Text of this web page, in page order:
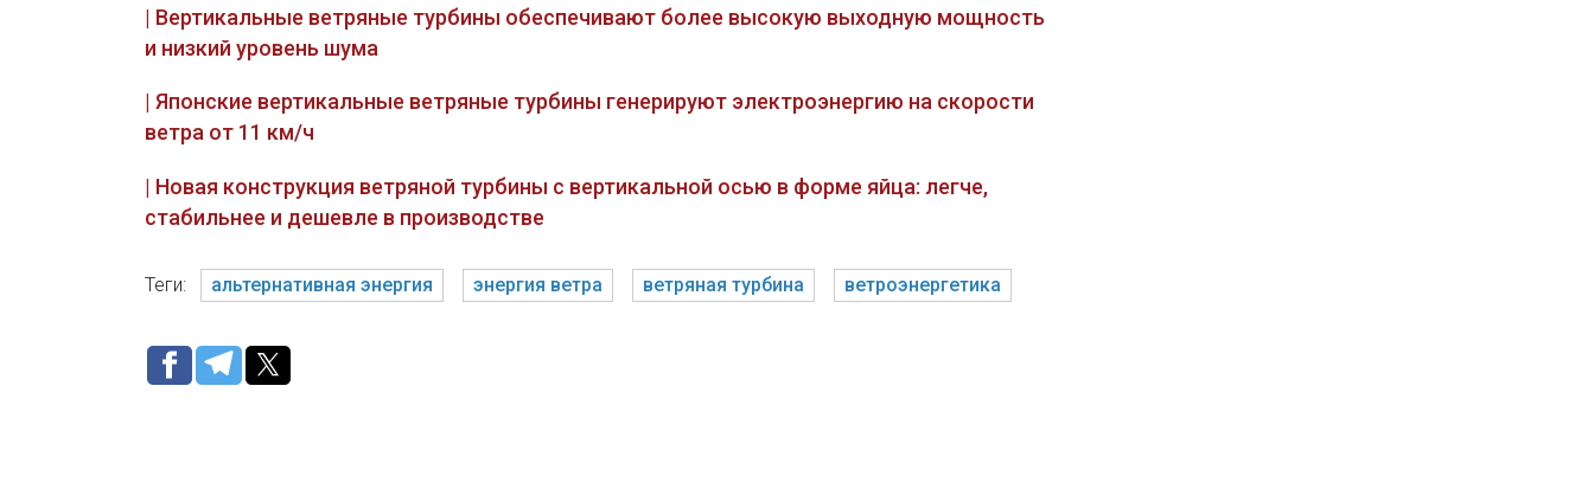
| Вертикальные ветряные турбины обеспечивают более высокую выходную мощность
и низкий уровень шума
| Японские вертикальные ветряные турбины генерируют электроэнергию на скорости
ветра от 11 км/ч
| Новая конструкция ветряной турбины с вертикальной осью в форме яйца: легче,
стабильнее и дешевле в производстве
Теги: альтернативная энергия энергия ветра ветряная турбина ветроэнергетика